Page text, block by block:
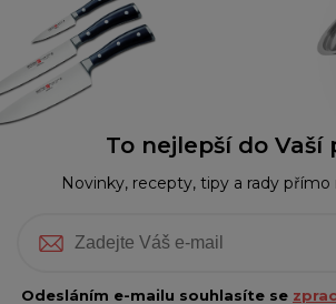
To nejlepší do Vaší
Novinky, recepty, tipy a rady přímo
Odesláním e-mailu souhlasíte se